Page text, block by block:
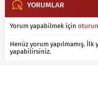
YORUMLAR
Yorum yapabilmek için
Henüz yorum yapılmamış. İlk
yapabilirsiniz.